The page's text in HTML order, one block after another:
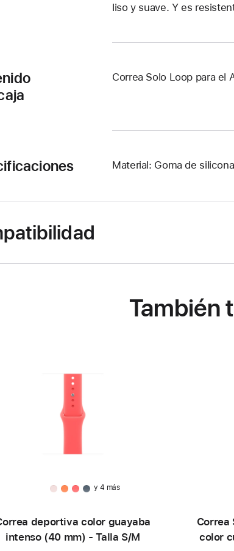
liso y suave. Y es
Correa Solo Loop para el
Material: Goma de
También
y 4 más
deportiva color guayaba
intenso (40 mm) - Talla S/M
Correa
color